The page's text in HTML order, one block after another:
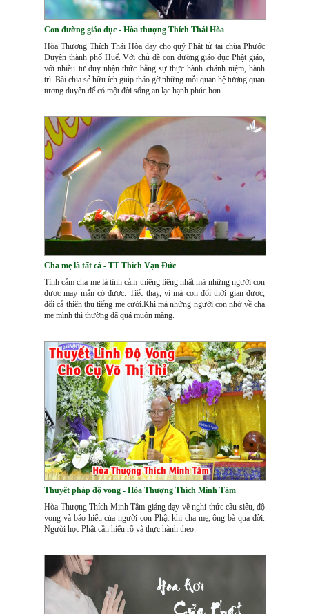
Con đường giáo dục - Hòa thượng Thích Thái Hòa
Hòa Thượng Thích Thái Hòa dạy cho quý Phật tử tại chùa Phước
Duyên thành phố Huế. Với chủ đề con đường giáo dục Phật giáo,
với nhiều tư duy nhận thức bằng sự thực hành chánh niệm, hành
trì. Bài chia sẻ hữu ích giúp tháo gỡ những mỗi quan hệ tương quan
tương duyên để có một đời sống an lạc hạnh phúc hơn
Cha mẹ là tất cả - TT Thich Vạn Đức
Tình cảm cha mẹ là tình cảm thiêng liêng nhất mà những người con
được may mắn có được. Tiếc thay, ví mà con đổi thời gian được,
đổi cả thiên thu tiếng mẹ cười.Khi mà những người con nhớ về cha
mẹ mình thì thường đã quá muộn màng.
Thuyết pháp độ vong - Hòa Thượng Thích Minh Tâm
Hòa Thượng Thích Minh Tâm giảng dạy về nghi thức cầu siêu, độ
vong và báo hiếu của người con Phật khi cha mẹ, ông bà qua đời.
Người học Phật cần hiểu rõ và thực hành theo.